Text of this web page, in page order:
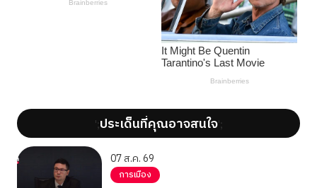
';ประเด็นที่คุณอาจสนใจ';
07 ส.ค. 69
การเมือง